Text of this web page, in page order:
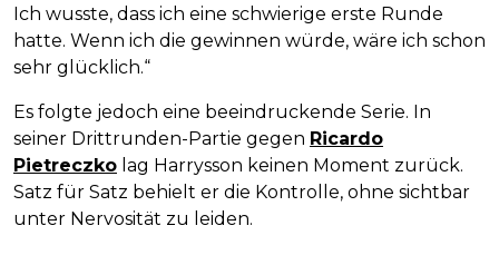
Ich wusste, dass ich eine schwierige erste Runde
hatte. Wenn ich die gewinnen würde, wäre ich schon
sehr glücklich.“
Es folgte jedoch eine beeindruckende Serie. In
seiner Drittrunden-Partie gegen Ricardo
Pietreczko lag Harrysson keinen Moment zurück.
Satz für Satz behielt er die Kontrolle, ohne sichtbar
unter Nervosität zu leiden.